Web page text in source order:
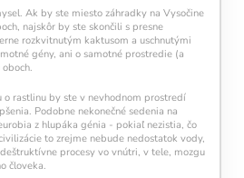
Ak by ste miesto záhradky na Vysočine
najskôr by ste skončili s presne
rozkvitnutým kaktusom a uschnutými
gény, ani o samotné prostredie (a
o rastlinu by ste v nevhodnom prostredí
Podobne nekonečné sedenia na
z hlupáka génia - pokiaľ nezistia, čo
to zrejme nebude nedostatok vody,
procesy vo vnútri, v tele, mozgu
človeka.